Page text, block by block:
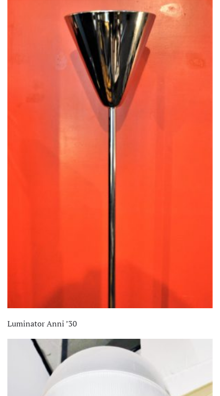
Luminator Anni ’30